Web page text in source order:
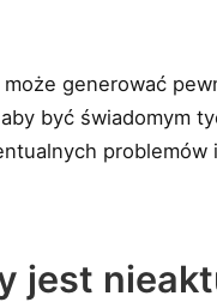
generować
być świadomym
problemów
jest